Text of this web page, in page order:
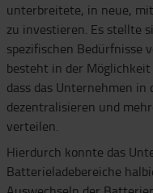
unterbreitete, in neue,
zu investieren. Es stellte
spezifischen Bedürfnisse
besteht in der
dass das Unternehmen
dezentralisieren und
verteilen.
Hierdurch konnte das
Batterieladebereiche